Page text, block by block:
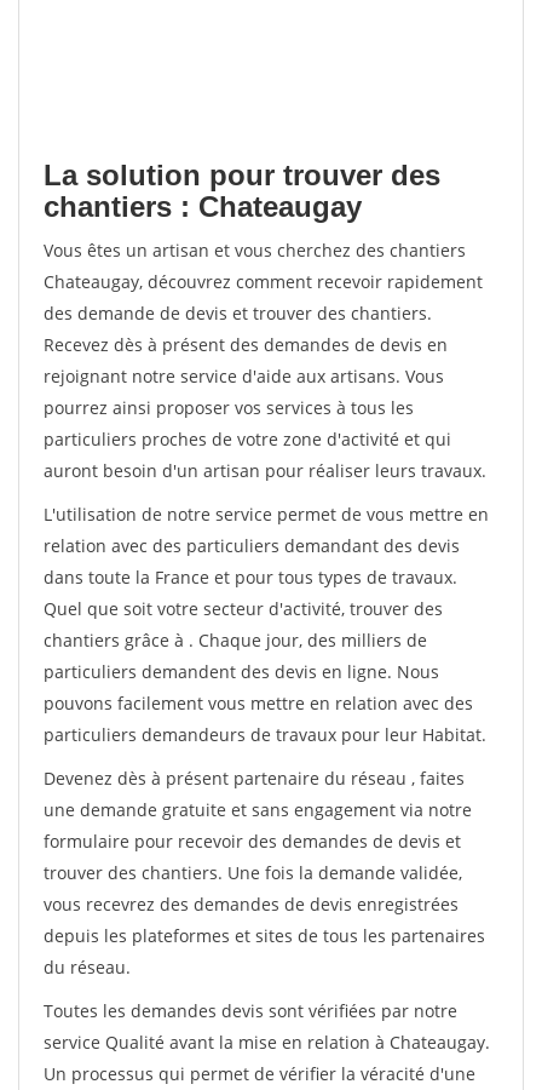
La solution pour trouver des
chantiers : Chateaugay
Vous êtes un artisan et vous cherchez des chantiers
Chateaugay, découvrez comment recevoir rapidement
des demande de devis et trouver des chantiers.
Recevez dès à présent des demandes de devis en
rejoignant notre service d'aide aux artisans. Vous
pourrez ainsi proposer vos services à tous les
particuliers proches de votre zone d'activité et qui
auront besoin d'un artisan pour réaliser leurs travaux.
L'utilisation de notre service permet de vous mettre en
relation avec des particuliers demandant des devis
dans toute la France et pour tous types de travaux.
Quel que soit votre secteur d'activité, trouver des
chantiers grâce à . Chaque jour, des milliers de
particuliers demandent des devis en ligne. Nous
pouvons facilement vous mettre en relation avec des
particuliers demandeurs de travaux pour leur Habitat.
Devenez dès à présent partenaire du réseau , faites
une demande gratuite et sans engagement via notre
formulaire pour recevoir des demandes de devis et
trouver des chantiers. Une fois la demande validée,
vous recevrez des demandes de devis enregistrées
depuis les plateformes et sites de tous les partenaires
du réseau.
Toutes les demandes devis sont vérifiées par notre
service Qualité avant la mise en relation à Chateaugay.
Un processus qui permet de vérifier la véracité d'une